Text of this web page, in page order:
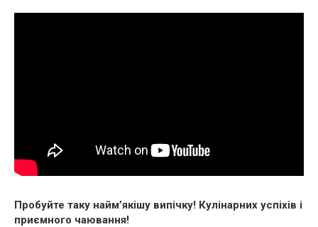
Пробуйте таку найм’якішу випічку! Кулінарних успіхів і
приємного чаювання!